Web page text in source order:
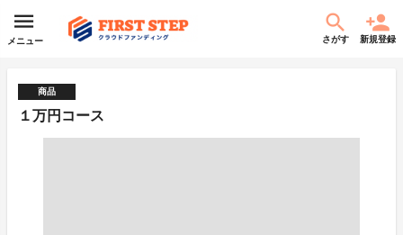
メニュー さがす 新規登録
商品
１万円コース